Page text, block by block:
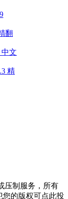
翻
中文
精
压制服务，所有
您的版权可点此投